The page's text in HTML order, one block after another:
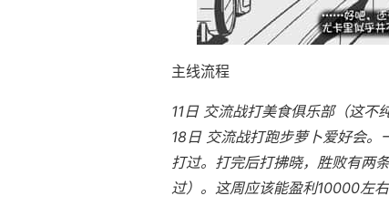
主线流程
11日 交流战打美食俱乐部（这不
18日 交流战打跑步萝卜爱好会
打过。打完后打拂晓，胜败有两
过）。这周应该能盈利10000左右